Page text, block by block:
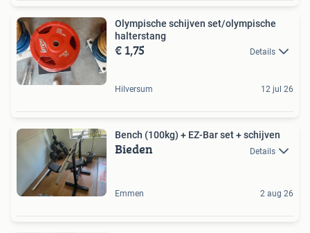
Olympische schijven set/olympische
halterstang
€ 1,75 Details
Hilversum 12 jul 26
Bench (100kg) + EZ-Bar set + schijven
Bieden Details
Emmen 2 aug 26